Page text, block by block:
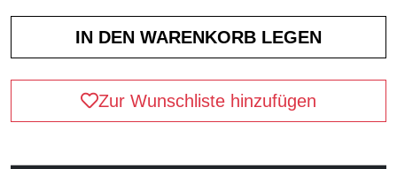
Zur Wunschliste hinzufügen